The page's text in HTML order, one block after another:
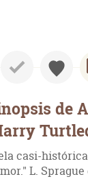
de
casi-
L. Sprague